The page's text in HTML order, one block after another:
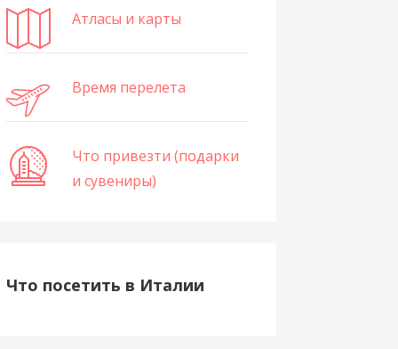
Атласы и карты
Время перелета
Что привезти (подарки
и сувениры)
Что посетить в Италии